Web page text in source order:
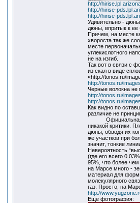
http://
http://hirise-
http://hirise-
Удивительно -
дюны, впритык к
Причем, на месте
хвороста так же
месте
углекислотного
не на изгиб.
Так вот в связи с
из скал в виде
«http://tonos.ru/
http://tonos.ru/
Черные волокна не
http://tonos.ru/
http://tonos.ru/
Как видно по
различие не
Официальная
никакой критики.
дюны, обводя их
же участков при
значит, тонкие
Невероятность
(где его всего
95%, что более
на Марсе много -
материал для
молекулярного
газ. Просто, на
http://
Еще фотография: